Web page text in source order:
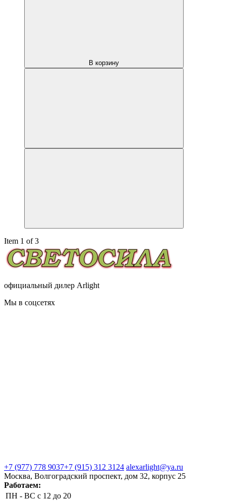
В корзину
Item 1 of 3
официальный дилер Arlight
Мы в соцсетях
+7 (977) 778 9037+7 (915) 312 3124 alexarlight@ya.ru
Москва, Волгоградский проспект, дом 32, корпус 25
Работаем:
ПН - ВС с 12 до 20